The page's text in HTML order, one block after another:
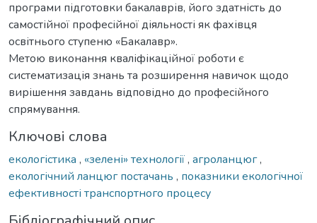
програми підготовки бакалаврів, його здатність до
самостійної професійної діяльності як фахівця
освітнього ступеню «Бакалавр».
Метою виконання кваліфікаційної роботи є
систематизація знань та розширення навичок щодо
вирішення завдань відповідно до професійного
спрямування.
Ключові слова
екологістика , «зелені» технології, агроланцюг,
екологічний ланцюг постачань , показники екологічної
ефективності транспортного процесу